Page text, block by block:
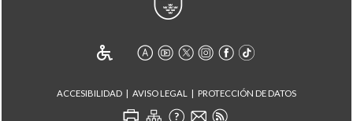
ACCESIBILIDAD AVISO LEGAL PROTECCIÓN DE DATOS